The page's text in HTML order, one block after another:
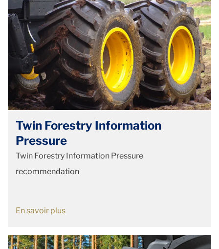
Twin Forestry Information
Pressure
Twin Forestry Information Pressure
recommendation
En savoir plus